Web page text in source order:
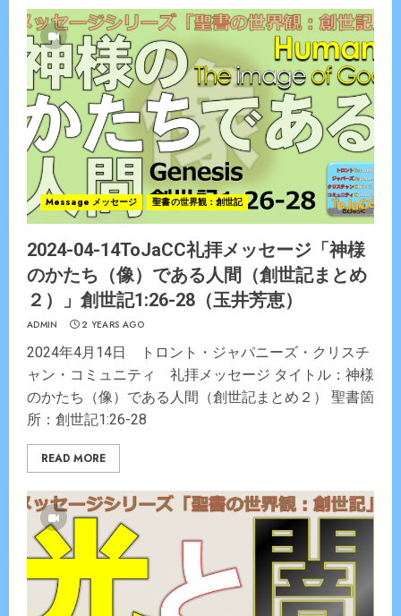
Message メッセージ 聖書の世界観：創世記
2024-04-14ToJaCC礼拝メッセージ「神様
のかたち（像）である人間（創世記まとめ
２）」創世記1:26-28（玉井芳恵）
ADMIN 2 YEARS AGO
2024年4月14日 トロント・ジャパニーズ・クリスチ
ャン・コミュニティ 礼拝メッセージ タイトル：神様
のかたち（像）である人間（創世記まとめ２） 聖書箇
所：創世記1:26-28
READ MORE